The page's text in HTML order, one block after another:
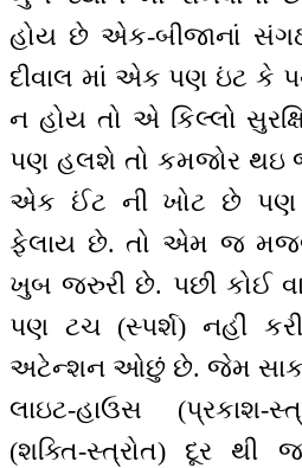
હોય છે એક-બીજાનાં
દીવાલ માં એક પણ ઇંટ કે
ન હોય તો એ કિલ્લો
પણ હલશે તો કમજોર થઇ
એક ઈંટ ની ખોટ છે પણ
ફેલાય છે. તો એમ જ
ખુબ જરુરી છે. પછી કોઈ
પણ ટચ (સ્પર્શ) નહીં
અટેન્શન ઓછું છે. જેમ
લાઇટ-હાઉસ (પ્રકાશ-
(શક્તિ-સ્ત્રોત) દૂર થી